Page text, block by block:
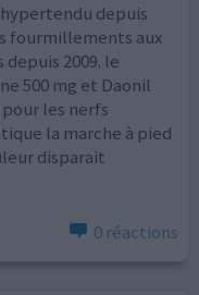
depuis
fourmillements aux
2009. le
500 mg et Daonil
les nerfs
la marche à pied
disparait
0 réactions